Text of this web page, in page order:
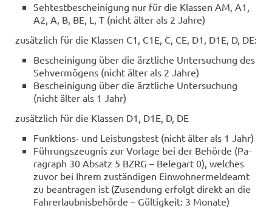
Seh­test­be­schei­ni­gung nur für die Klas­sen AM, A1,
A2, A, B, BE, L, T (nicht älter als 2 Jahre)
zu­sätz­lich für die Klas­sen C1, C1E, C, CE, D1, D1E, D, DE:
Be­schei­ni­gung über die ärzt­li­che Un­ter­su­chung des
Seh­ver­mö­gens (nicht älter als 2 Jahre)
Be­schei­ni­gung über die ärzt­li­che Un­ter­su­chung
(nicht älter als 1 Jahr)
zu­sätz­lich für die Klas­sen D1, D1E, D, DE
Funktions-​ und Leis­tungs­test (nicht älter als 1 Jahr)
Füh­rungs­zeug­nis zur Vor­la­ge bei der Be­hör­de (Pa­
ra­graph 30 Ab­satz 5 BZRG – Be­legart 0), wel­ches
zuvor bei Ihrem zu­stän­di­gen Ein­woh­ner­mel­de­amt
zu be­an­tra­gen ist (Zu­sen­dung er­folgt di­rekt an die
Fahr­erlaub­nis­be­hör­de – Gül­tig­keit: 3 Mo­na­te)